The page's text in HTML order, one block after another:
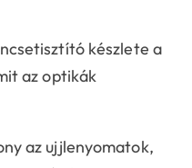
készlete a
az optikák
az ujjlenyomatok,